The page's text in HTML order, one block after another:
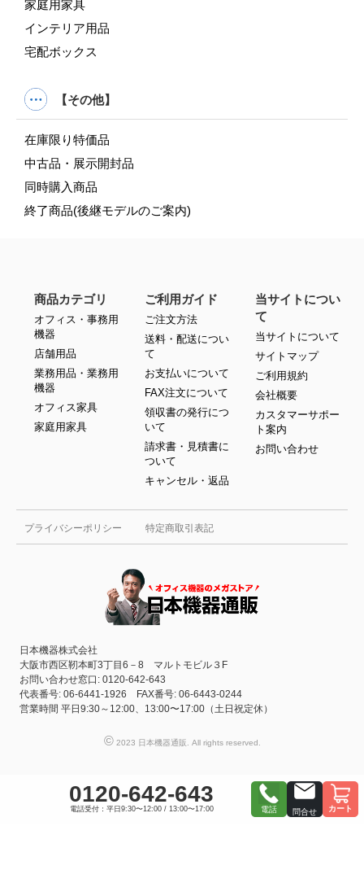
0120-642-643
電話受付：平日9:30〜12:00 / 13:00〜17:00 電話 問合せ カート
家庭用家具
インテリア用品
宅配ボックス
【その他】
在庫限り特価品
中古品・展示開封品
同時購入商品
終了商品(後継モデルのご案内)
プライバシーポリシー 特定商取引表記
日本機器株式会社
大阪市西区靭本町3丁目6－8 マルトモビル３F
お問い合わせ窓口: 0120-642-643
代表番号: 06-6441-1926 FAX番号: 06-6443-0244
営業時間 平日9:30～12:00、13:00〜17:00（土日祝定休）
商品カテゴリ
オフィス・事務用
機器
店舗用品
業務用品・業務用
機器
オフィス家具
家庭用家具
ご利用ガイド
ご注文方法
送料・配送につい
て
お支払いについて
FAX注文について
領収書の発行につ
いて
請求書・見積書に
ついて
キャンセル・返品
当サイトについ
て
当サイトについて
サイトマップ
ご利用規約
会社概要
カスタマーサポー
ト案内
お問い合わせ
©2023 日本機器通販. All rights reserved.